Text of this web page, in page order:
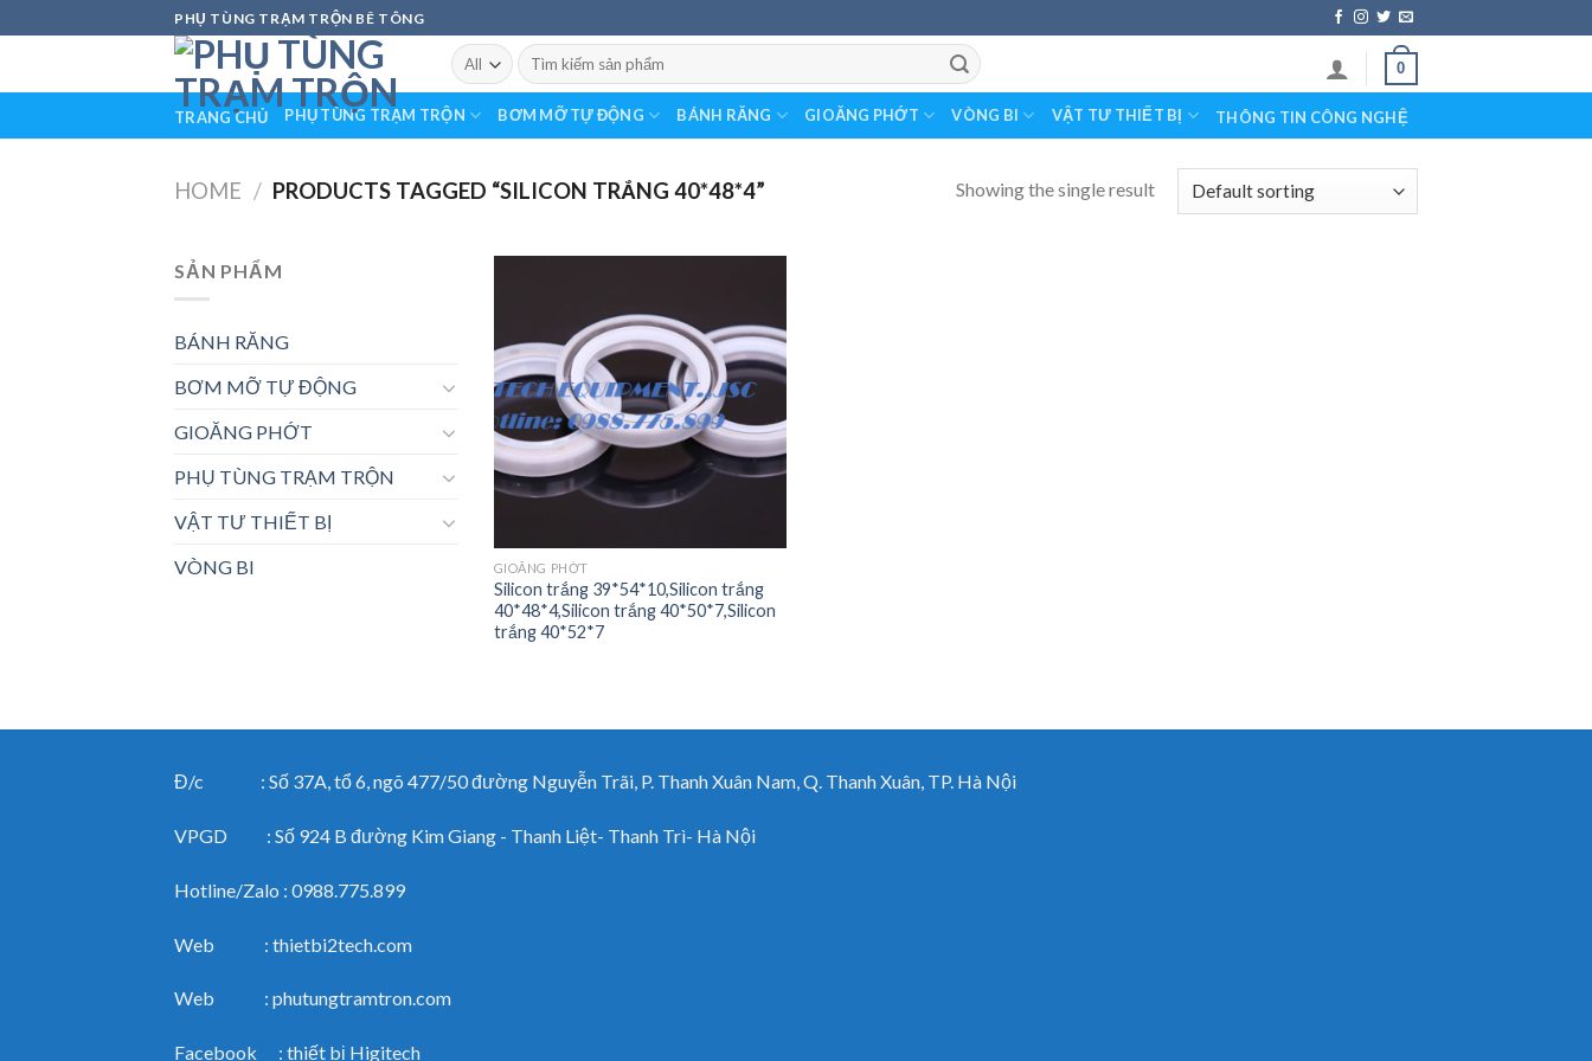
to
PHỤ TÙNG TRẠM TRỘN BÊ TÔNG
Search
for:
0
TRANG CHỦ PHỤ TÙNG TRẠM TRỘN BƠM MỠ TỰ ĐỘNG BÁNH RĂNG GIOĂNG PHỚT VÒNG BI VẬT TƯ THIẾT BỊ THÔNG TIN CÔNG NGHỆ
HOME / PRODUCTS TAGGED “SILICON TRẮNG 40*48*4” Showing the single result
SẢN PHẨM
BÁNH RĂNG
BƠM MỠ TỰ ĐỘNG
GIOĂNG PHỚT
PHỤ TÙNG TRẠM TRỘN
VẬT TƯ THIẾT BỊ
VÒNG BI
GIOĂNG PHỚT
Silicon trắng 39*54*10,Silicon trắng
40*48*4,Silicon trắng 40*50*7,Silicon
trắng 40*52*7
Đ/c : Số 37A, tổ 6, ngõ 477/50 đường Nguyễn Trãi, P. Thanh Xuân Nam, Q. Thanh Xuân, TP. Hà Nội
VPGD : Số 924 B đường Kim Giang - Thanh Liệt- Thanh Trì- Hà Nội
Hotline/Zalo : 0988.775.899
Web : thietbi2tech.com
Web : phutungtramtron.com
Facebook : thiết bị Higitech